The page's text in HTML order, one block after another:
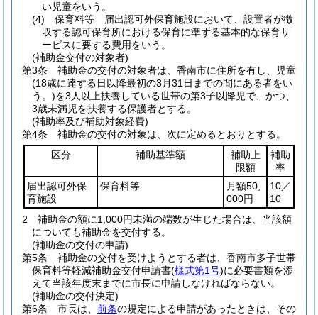
い児童をいう。
(4)
保育料等 届出認可外保育施設において、設置者が徴
収する認可保育所における保育に準ずる基本的な保育サ
ービスに要する費用をいう。
(補助金交付の対象者)
第3条
補助金の交付の対象者は、香南市に住所を有し、児童
(18歳に達する日以降最初の3月31日までの間にある者をい
う。)を3人以上扶養している世帯の第3子以降児で、かつ、
3歳未満児を扶養する保護者とする。
(補助率及び補助対象経費)
第4条
補助金の交付の対象は、次に定めるとおりとする。
区分
補助基準額
補助上
限額
補助
率
届出認可外保
育施設
保育料等
月額50,
000円
10／
10
2
補助金の額に1,000円未満の端数が生じた場合は、当該額
についても補助金を交付する。
(補助金の交付の申請)
第5条
補助金の交付を受けようとする者は、香南市多子世帯
保育料等軽減補助金交付申請書(様式第1号)に必要書類を添
えて当該年度末までに市長に申請しなければならない。
(補助金の交付決定)
第6条
市長は、 前条の規定による申請があったときは、その